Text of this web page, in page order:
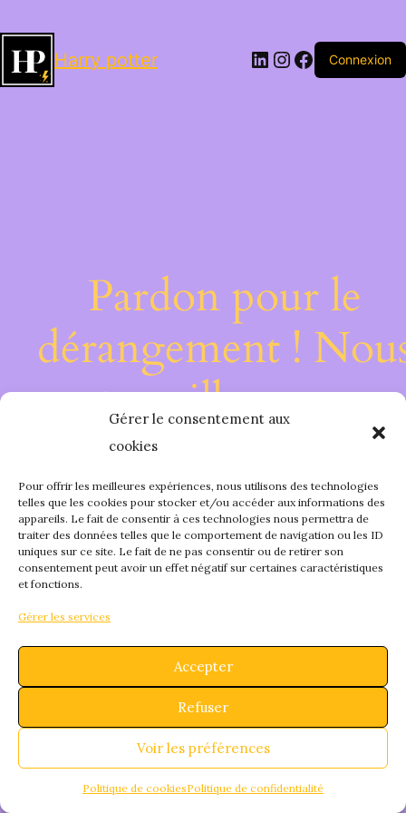
Gérer le consentement aux
cookies
Pour offrir les meilleures expériences, nous utilisons des technologies
telles que les cookies pour stocker et/ou accéder aux informations des
appareils. Le fait de consentir à ces technologies nous permettra de
traiter des données telles que le comportement de navigation ou les ID
uniques sur ce site. Le fait de ne pas consentir ou de retirer son
consentement peut avoir un effet négatif sur certaines caractéristiques
et fonctions.
Gérer les services
Accepter
Refuser
Voir les préférences
Politique de cookiesPolitique de confidentialité
Harry potter LinkedIn
Instagram
Facebook
Connexion
Pardon pour le
dérangement !
travaillons sur
quelque chose de
fantastique –
bientôt !